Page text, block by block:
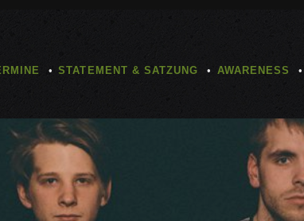
STATEMENT & SATZUNG AWARENESS